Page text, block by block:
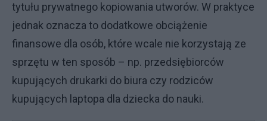
tytułu prywatnego kopiowania utworów. W praktyce
jednak oznacza to dodatkowe obciążenie
finansowe dla osób, które wcale nie korzystają ze
sprzętu w ten sposób – np. przedsiębiorców
kupujących drukarki do biura czy rodziców
kupujących laptopa dla dziecka do nauki.